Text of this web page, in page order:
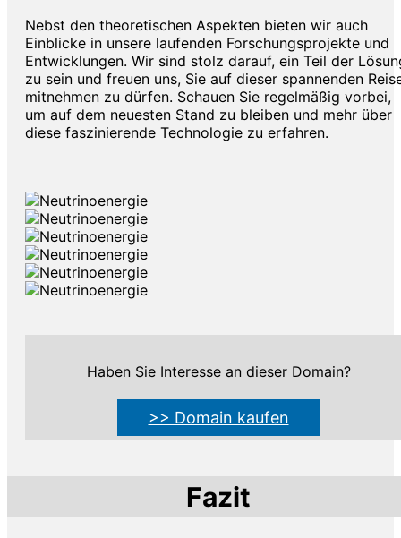
Nebst den theoretischen Aspekten bieten wir auch
Einblicke in unsere laufenden Forschungsprojekte und
Entwicklungen. Wir sind stolz darauf, ein Teil der
zu sein und freuen uns, Sie auf dieser spannenden
mitnehmen zu dürfen. Schauen Sie regelmäßig vorbei,
um auf dem neuesten Stand zu bleiben und mehr über
diese faszinierende Technologie zu erfahren.
Haben Sie Interesse an dieser Domain?
>> Domain kaufen
Fazit